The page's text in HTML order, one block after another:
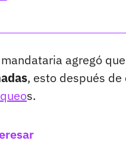
agregó
, esto después de
s.